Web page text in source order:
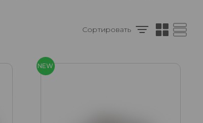
Сортировать
NEW